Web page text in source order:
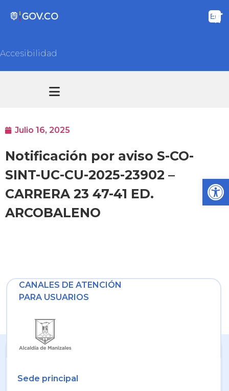
Accesibilidad
Julio 16, 2025
Notificación por aviso S-CO-
SINT-UC-CU-2025-23902 –
CARRERA 23 47-41 ED.
ARCOBALENO
CANALES DE ATENCIÓN
PARA USUARIOS
Sede principal